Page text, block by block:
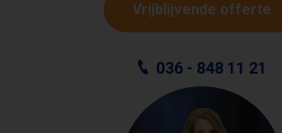
Vrijblijvende offerte
036 - 848 11 21